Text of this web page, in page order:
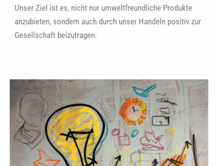
Unser Ziel ist es, nicht nur umweltfreundliche Produkte
anzubieten, sondern auch durch unser Handeln positiv zur
Gesellschaft beizutragen.